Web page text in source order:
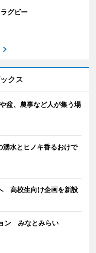
グビー
クス
盆、農事など人が集う場
水とヒノキ香るおけで
高校生向け企画を新設
ン みなとみらい